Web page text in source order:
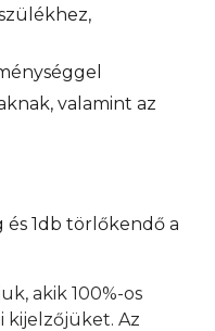
valamint az
1db törlőkendő a
akik 100%-os
kijelzőjüket. Az